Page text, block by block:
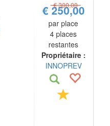
€ 300,00
€ 250,00
par place
4 places
restantes
Propriétaire :
INNOPREV